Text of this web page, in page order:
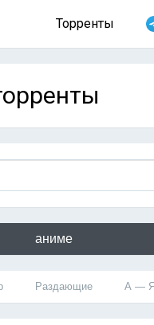
Торренты
аниме
Раздающие А — Я